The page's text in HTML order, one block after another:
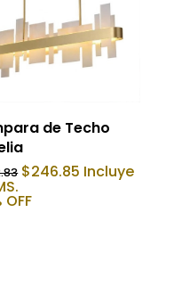
Añadir Al Carrito
de Techo
El
original
$246.85 El
precio
Incluye
OFF